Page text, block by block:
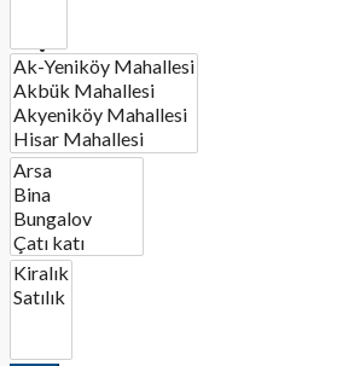
BIR İLAN OLUŞTURUN
İLETİŞİM